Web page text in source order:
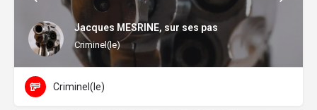
Jacques MESRINE, sur ses pas
Criminel(le)
Criminel(le)